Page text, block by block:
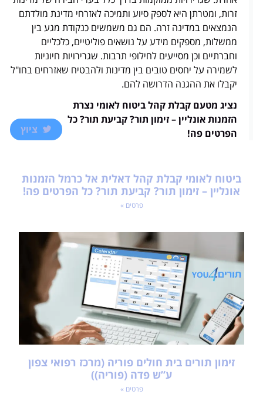
זרות, ומטרתן היא לספק סיוע ותמיכה לאזרחי מדינת מולדתם
הנמצאים במדינה זרה. הם גם משמשים כנקודת מגע בין
ממשלות, מספקים מידע על נושאים פוליטיים, כלכליים
וחברתיים וכן מסייעים לחילופי תרבות. שגרירויות חיוניות
לשמירה על יחסים טובים בין מדינות ולהבטיח שאזרחים בחו"ל
יקבלו את ההגנה הדרושה להם.
נציג מטעם קבלת קהל ביטוח לאומי נצרת
הזמנות אונליין – זימון תור? קביעת תור? כל
הפרטים פה!
ציוץ
ביטוח לאומי קבלת קהל דאלית אל כרמל הזמנות
אונליין – זימון תור? קביעת תור? כל הפרטים פה!
פרטים »
זימון תורים בית חולים פוריה (מרכז רפואי צפון
ע”ש פדה (פוריה))
פרטים »